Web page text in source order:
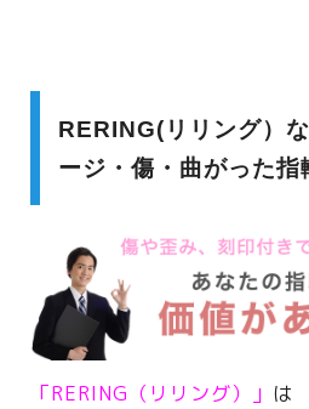
RERING(リリング）
ージ・傷・曲がった指
「RERING（リリング）」 は